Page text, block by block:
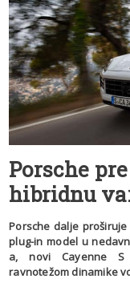
Porsche
hibridnu
Porsche dalje
plug-in model u
a, novi Cayenne S
ravnotežom dinamike